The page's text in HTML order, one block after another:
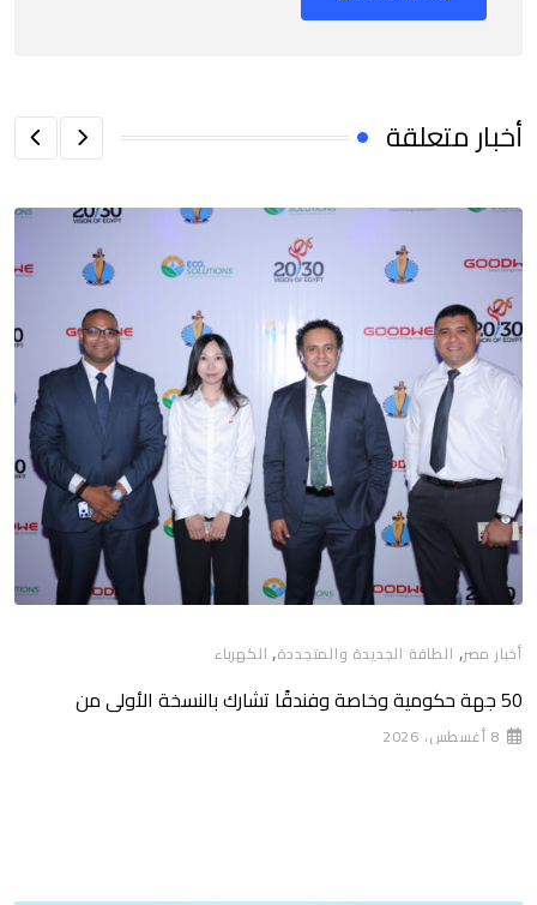
أخبار متعلقة
أخبار مصر, الطاقة الجديدة والمتجددة, الكهرباء
50 جهة حكومية وخاصة وفندقًا تشارك بالنسخة الأولى من
8 أغسطس، 2026